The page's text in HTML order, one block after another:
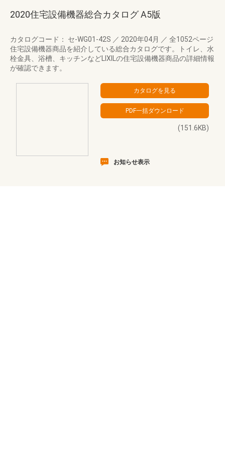
2020住宅設備機器総合カタログ A5版
カタログコード： セ-WG01-42S ／ 2020年04月 ／ 全1052ページ
住宅設備機器商品を紹介している総合カタログです。トイレ、水
栓金具、浴槽、キッチンなどLIXILの住宅設備機器商品の詳細情報
が確認できます。
(151.6KB)
お知らせ表示